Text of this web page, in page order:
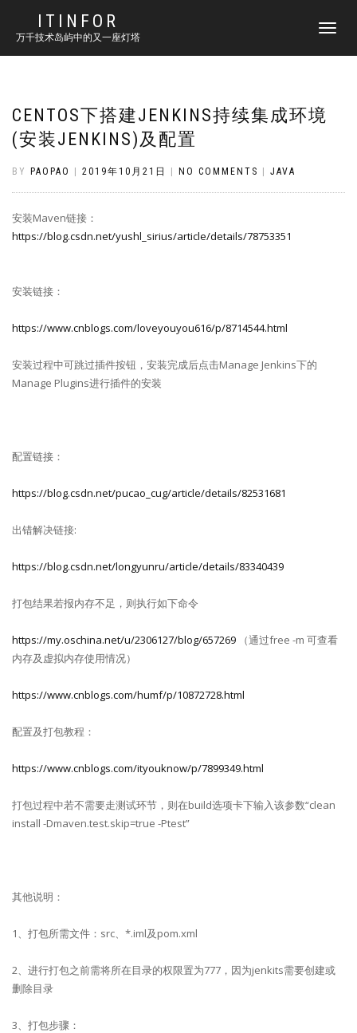
ITINFOR
万千技术岛屿中的又一座灯塔
TOGGLE
CENTOS下搭建JENKINS持续集成环境
(安装JENKINS)及配置
BY PAOPAO 2019年10月21日 NO COMMENTS JAVA
安装Maven链接：
https://blog.csdn.net/yushl_sirius/article/details/78753351
安装链接：
https://www.cnblogs.com/loveyouyou616/p/8714544.html
安装过程中可跳过插件按钮，安装完成后点击Manage Jenkins下的
Manage Plugins进行插件的安装
配置链接：
https://blog.csdn.net/pucao_cug/article/details/82531681
出错解决链接:
https://blog.csdn.net/longyunru/article/details/83340439
打包结果若报内存不足，则执行如下命令
https://my.oschina.net/u/2306127/blog/657269 （通过free -m 可查看
内存及虚拟内存使用情况）
https://www.cnblogs.com/humf/p/10872728.html
配置及打包教程：
https://www.cnblogs.com/ityouknow/p/7899349.html
打包过程中若不需要走测试环节，则在build选项卡下输入该参数“clean
install -Dmaven.test.skip=true -Ptest”
其他说明：
1、打包所需文件：src、*.iml及pom.xml
2、进行打包之前需将所在目录的权限置为777，因为jenkits需要创建或
删除目录
3、打包步骤：